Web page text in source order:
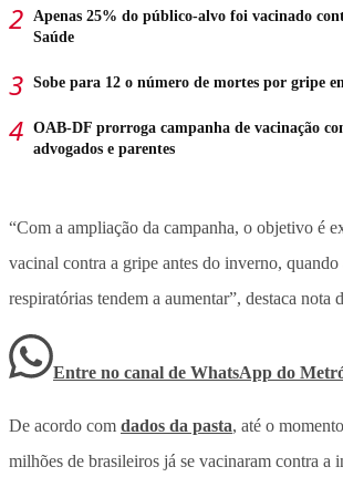
Apenas 25% do público-alvo foi vacinado
Saúde
Sobe para 12 o número de mortes por gripe
OAB-DF prorroga campanha de vacinação
advogados e parentes
“Com a ampliação da campanha, o objetivo é
vacinal contra a gripe antes do inverno, quando
respiratórias tendem a aumentar”, destaca nota
Entre no canal de WhatsApp do
De acordo com dados da pasta, até o
milhões de brasileiros já se vacinaram contra a